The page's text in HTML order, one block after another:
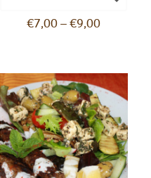
€7,00– €9,00